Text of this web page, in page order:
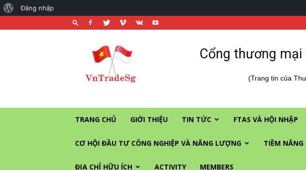
Cổng
thương
và
vào
Singapore
Cổng thương
(Trang tin của
TRANG CHỦ GIỚI THIỆU TIN TỨC FTAS VÀ HỘI NHẬP
CƠ HỘI ĐẦU TƯ CÔNG NGHIỆP VÀ NĂNG LƯỢNG TIỀM
ĐỊA CHỈ HỮU ÍCH ACTIVITY MEMBERS
About
Đăng nhập